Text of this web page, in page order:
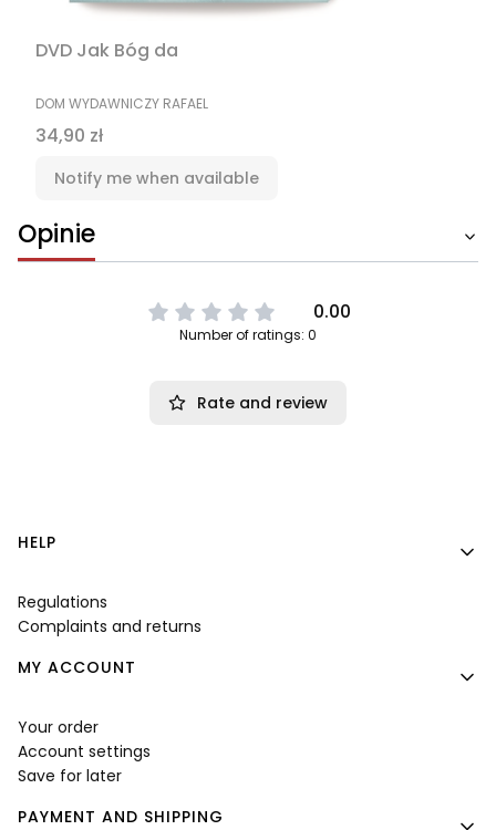
DVD Jak Bóg da
MANUFACTURER
DOM WYDAWNICZY RAFAEL
Price
34,90 zł
Notify me when available
Opinie
0.00
Number of ratings: 0
Rate and review
Footer menu
HELP
Regulations
Complaints and returns
MY ACCOUNT
Your order
Account settings
Save for later
PAYMENT AND SHIPPING